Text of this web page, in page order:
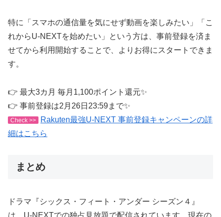
特に「スマホの通信量を気にせず動画を楽しみたい」「こ
れからU-NEXTを始めたい」という方は、事前登録を済ま
せてから利用開始することで、よりお得にスタートできま
す。
👉 最大3カ月 毎月1,100ポイント還元✨
👉 事前登録は2月26日23:59まで✨
Check >>
Rakuten最強U-NEXT 事前登録キャンペーンの詳
細はこちら
まとめ
ドラマ『シックス・フィート・アンダー シーズン４』